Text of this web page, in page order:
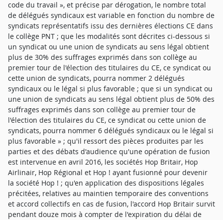
code du travail », et précise par dérogation, le nombre total
de délégués syndicaux est variable en fonction du nombre de
syndicats représentatifs issu des dernières élections CE dans
le collège PNT ; que les modalités sont décrites ci-dessous si
un syndicat ou une union de syndicats au sens légal obtient
plus de 30% des suffrages exprimés dans son collège au
premier tour de l'élection des titulaires du CE, ce syndicat ou
cette union de syndicats, pourra nommer 2 délégués
syndicaux ou le légal si plus favorable ; que si un syndicat ou
une union de syndicats au sens légal obtient plus de 50% des
suffrages exprimés dans son collège au premier tour de
l'élection des titulaires du CE, ce syndicat ou cette union de
syndicats, pourra nommer 6 délégués syndicaux ou le légal si
plus favorable » ; qu'il ressort des pièces produites par les
parties et des débats d'audience qu'une opération de fusion
est intervenue en avril 2016, les sociétés Hop Britair, Hop
Airlinair, Hop Régional et Hop ! ayant fusionné pour devenir
la société Hop ! ; qu'en application des dispositions légales
précitées, relatives au maintien temporaire des conventions
et accord collectifs en cas de fusion, l'accord Hop Britair survit
pendant douze mois à compter de l'expiration du délai de